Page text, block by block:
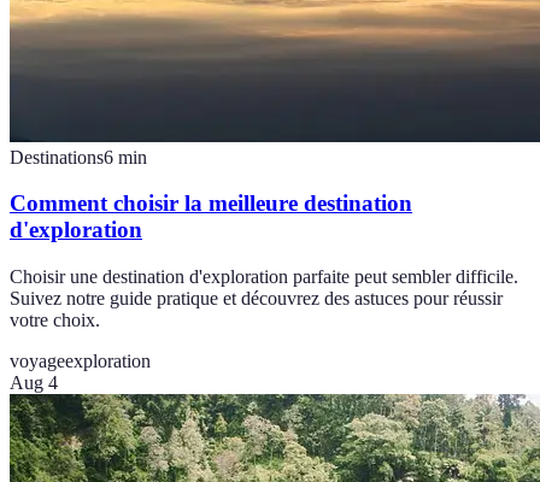
Destinations6 min
Comment choisir la meilleure destination
d'exploration
Choisir une destination d'exploration parfaite peut sembler difficile.
Suivez notre guide pratique et découvrez des astuces pour réussir
votre choix.
voyageexploration
Aug 4